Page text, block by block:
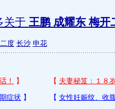
关于 王鹏 成耀东 梅开
度 长沙 申花